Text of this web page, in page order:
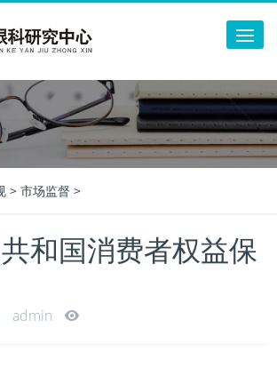
> 市场监督 >
和国消费者权益保
admin